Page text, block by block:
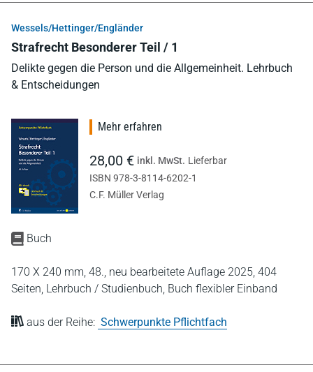
Wessels/Hettinger/Engländer
Strafrecht Besonderer Teil / 1
Delikte gegen die Person und die Allgemeinheit. Lehrbuch
& Entscheidungen
Buch
170 X 240 mm, 48., neu bearbeitete Auflage 2025, 404
Seiten, Lehrbuch / Studienbuch, Buch flexibler Einband
aus der Reihe: Schwerpunkte Pflichtfach
Mehr erfahren
28,00 € inkl. MwSt. Lieferbar
ISBN 978-3-8114-6202-1
C.F. Müller Verlag